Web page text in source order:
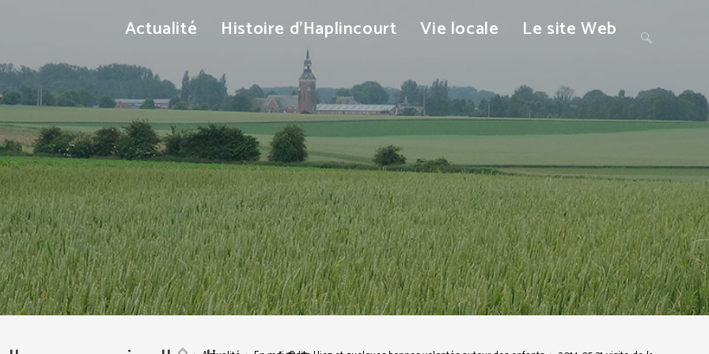
Actualité Histoire d’Haplincourt Vie locale Le site Web Toggle
website